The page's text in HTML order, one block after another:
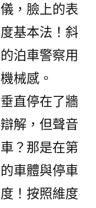
，臉上的表
基本法！斜
泊車警察用
械感。
直停在了牆
解，但聲音
？那是在第
車體與停車
！按照維度